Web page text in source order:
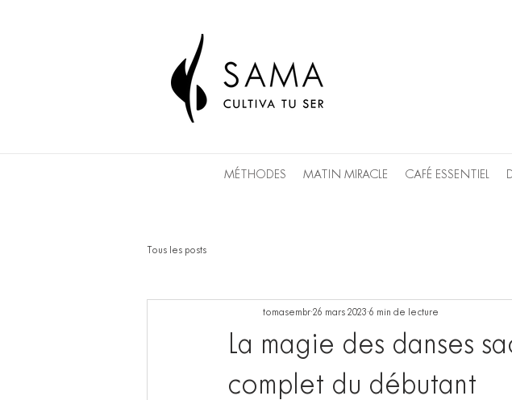
MÉTHODES MATIN MIRACLE CAFÉ ESSENTIEL
Tous les posts
La magie des danses
complet du débutant
tomasembr 26 mars 2023 6 min de lecture